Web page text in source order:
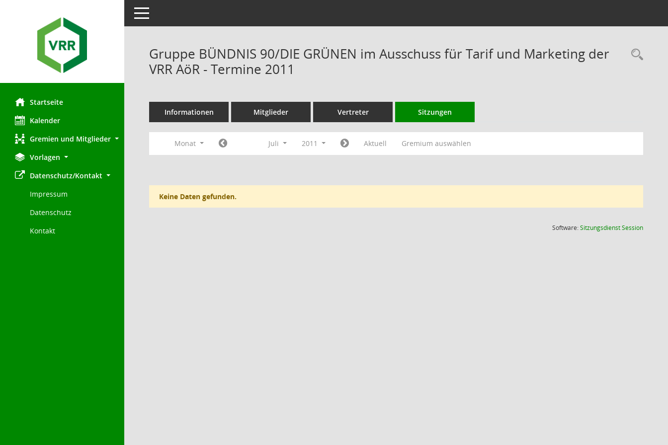
Startseite
Kalender
Gremien und Mitglieder
Vorlagen
Datenschutz/Kontakt
Impressum
Datenschutz
Kontakt
Toggle navigation
Gruppe BÜNDNIS 90/DIE GRÜNEN im Ausschuss für Tarif und Marketing der
VRR AöR - Termine 2011
Informationen Mitglieder Vertreter Sitzungen
Monat Juli 2011 Aktuell Gremium auswählen
Keine Daten gefunden.
Software:SitzungsdienstSession(Wird in